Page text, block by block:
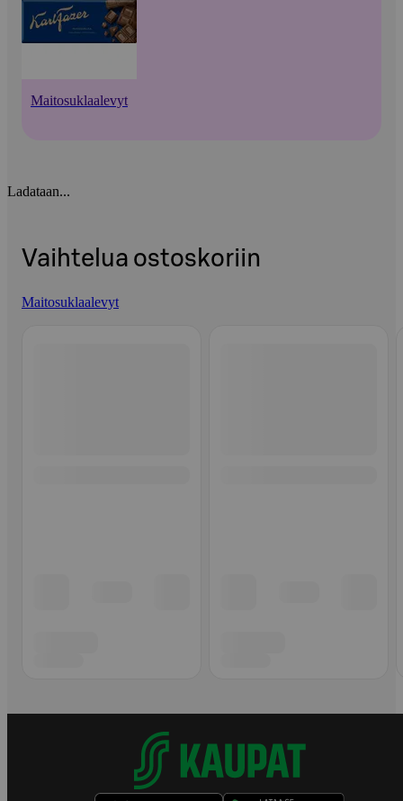
Maitosuklaalevyt
Ladataan...
Vaihtelua ostoskoriin
Maitosuklaalevyt